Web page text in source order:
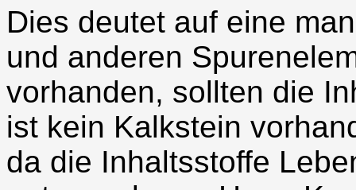
Dies deutet auf eine
und anderen
vorhanden, sollten die
ist kein Kalkstein
da die Inhaltsstoffe